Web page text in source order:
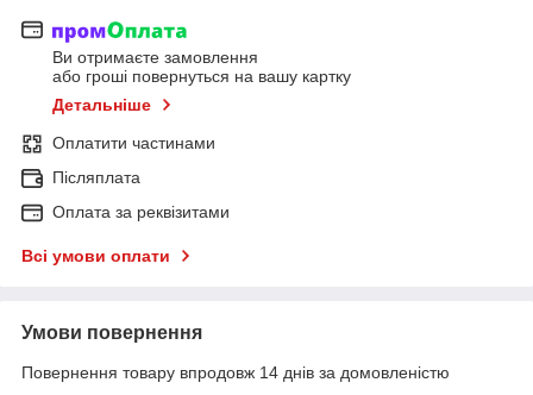
Ви отримаєте замовлення
або гроші повернуться на вашу картку
Детальніше
Оплатити частинами
Післяплата
Оплата за реквізитами
Всі умови оплати
Умови повернення
Повернення товару впродовж 14 днів за домовленістю